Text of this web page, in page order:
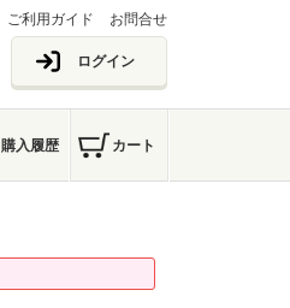
ご利用ガイド お問合せ
ログイン
購入履歴 カート